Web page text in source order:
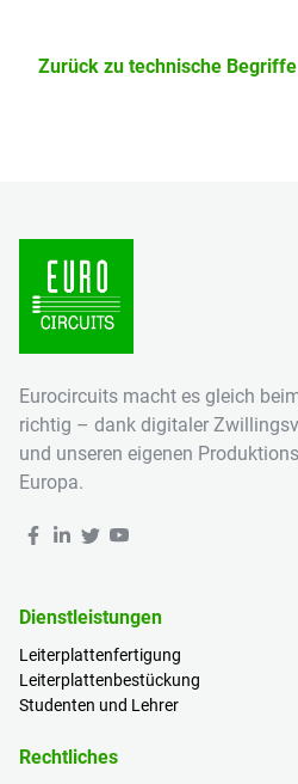
Zurück zu technische
Eurocircuits macht es gleich
richtig – dank digitaler
und unseren eigenen
Europa.
Dienstleistungen
Leiterplattenfertigung
Leiterplattenbestückung
Studenten und Lehrer
Rechtliches